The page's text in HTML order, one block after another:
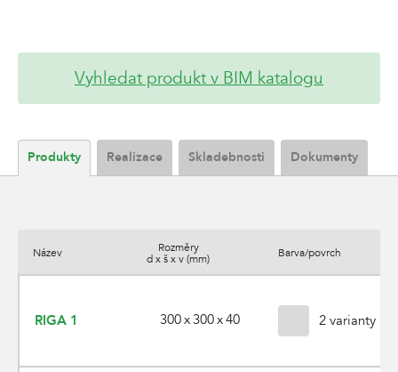
Vyhledat produkt v BIM katalogu
Produkty Realizace Skladebnosti Dokumenty
Název
Rozměry
d x š x v (mm)
Barva/povrch
RIGA 1 300 x 300 x 40 2 varianty